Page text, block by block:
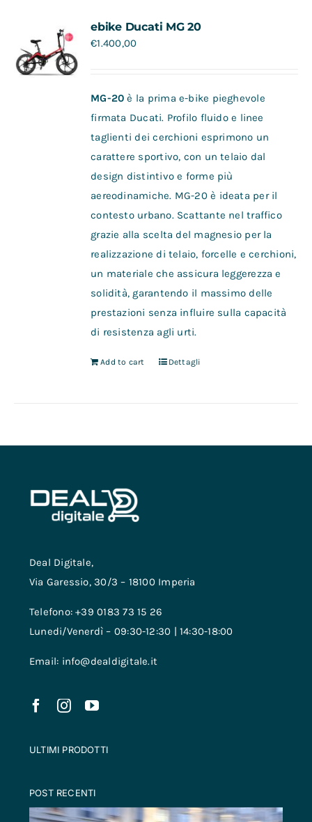
ebike Ducati MG 20
€1.400,00
MG-20 è la prima e-bike pieghevole
firmata Ducati. Profilo fluido e linee
taglienti dei cerchioni esprimono un
carattere sportivo, con un telaio dal
design distintivo e forme più
aereodinamiche. MG-20 è ideata per il
contesto urbano. Scattante nel traffico
grazie alla scelta del magnesio per la
realizzazione di telaio, forcelle e cerchioni,
un materiale che assicura leggerezza e
solidità, garantendo il massimo delle
prestazioni senza influire sulla capacità
di resistenza agli urti.
Add to cart Dettagli
Deal Digitale,
Via Garessio, 30/3 – 18100 Imperia
Telefono: +39 0183 73 15 26
Lunedi/Venerdì – 09:30-12:30 | 14:30-18:00
Email: info@dealdigitale.it
ULTIMI PRODOTTI
POST RECENTI